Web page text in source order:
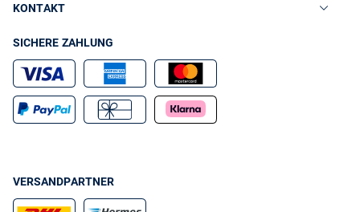
KONTAKT
SICHERE ZAHLUNG
VERSANDPARTNER